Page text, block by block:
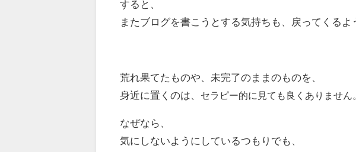
すると、
またブログを書こうとする気持ちも、戻ってくるよ
荒れ果てたものや、未完了のままのものを、
身近に置くのは、 セラピー的に見ても良くありません
なぜなら、
気にしないようにしているつもりでも、